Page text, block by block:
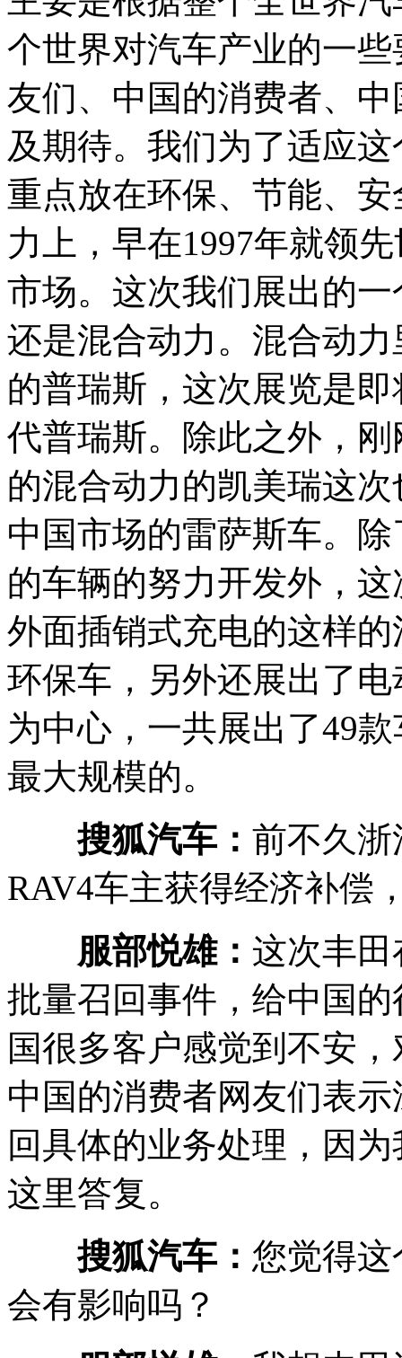
个世界对汽车产业的一
友们、中国的消费者、
及期待。我们为了适应
重点放在环保、节能、
力上，早在1997年就领
市场。这次我们展出的
还是混合动力。混合动
的普瑞斯，这次展览是
代普瑞斯。除此之外，
的混合动力的凯美瑞这
中国市场的雷萨斯车。
的车辆的努力开发外，
外面插销式充电的这样
环保车，另外还展出了
为中心，一共展出了49
最大规模的。
搜狐汽车： 前不久浙
RAV4车主获得经济补偿
服部悦雄： 这次丰
批量召回事件，给中国
国很多客户感觉到不安
中国的消费者网友们表
回具体的业务处理，因
这里答复。
搜狐汽车： 您觉得
会有影响吗？